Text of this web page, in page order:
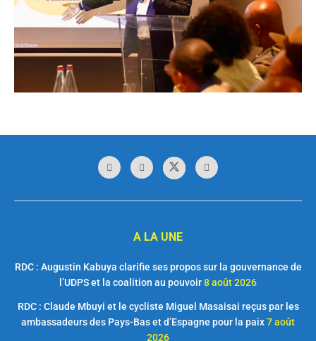
A LA UNE
RDC : Augustin Kabuya clarifie ses propos sur la gouvernance de
l’UDPS et la coalition au pouvoir8 août 2026
RDC : Claude Mbuyi et le cycliste Miguel Masaisai reçus par les
ambassadeurs des Pays-Bas et d’Espagne pour la paix7 août
2026